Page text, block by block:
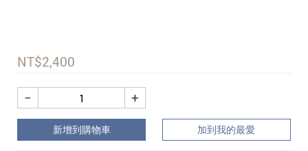
NT$2,400
+
−
新增到購物車 加到我的最愛